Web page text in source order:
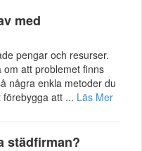
med
pengar och resurser.
om att problemet finns
några enkla metoder du
att ... Läs Mer
städfirman?